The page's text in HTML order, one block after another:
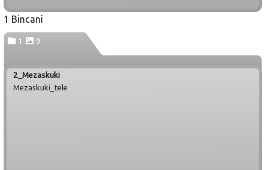
1 Bincani
1 9
2_Mezaskuki
Mezaskuki_tele